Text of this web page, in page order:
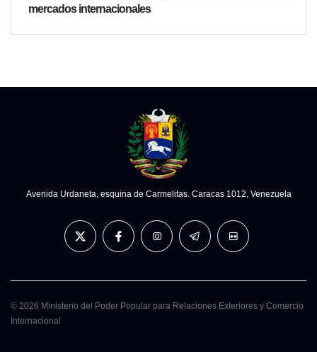
mercados internacionales
Avenida Urdaneta, esquina de Carmelitas. Caracas 1012, Venezuela
© 2026 Ministerio del Poder Popular para Relaciones Exteriores y Comercio
Internacional